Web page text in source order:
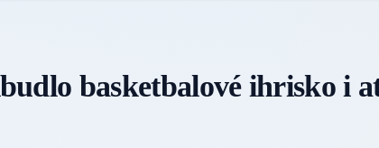
basketbalové ihrisko i